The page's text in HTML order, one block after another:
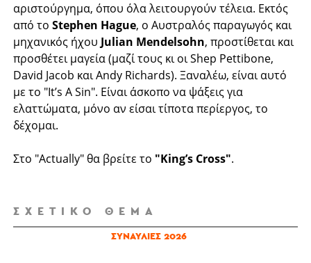
αριστούργημα, όπου όλα λειτουργούν τέλεια. Εκτός
από τοStephen Hague, ο Αυστραλός παραγωγός και
μηχανικός ήχου Julian Mendelsohn, προστίθεται και
προσθέτει μαγεία (μαζί τους κι οι Shep Pettibone,
David Jacob και Andy Richards). Ξαναλέω, είναι αυτό
με το "It’s A Sin". Είναι άσκοπο να ψάξεις για
ελαττώματα, μόνο αν είσαι τίποτα περίεργος, το
δέχομαι.
Στο "Actually" θα βρείτε το "King’s Cross".
ΣΧΕΤΙΚΌ ΘΈΜΑ
ΣΥΝΑΥΛΊΕΣ 2026